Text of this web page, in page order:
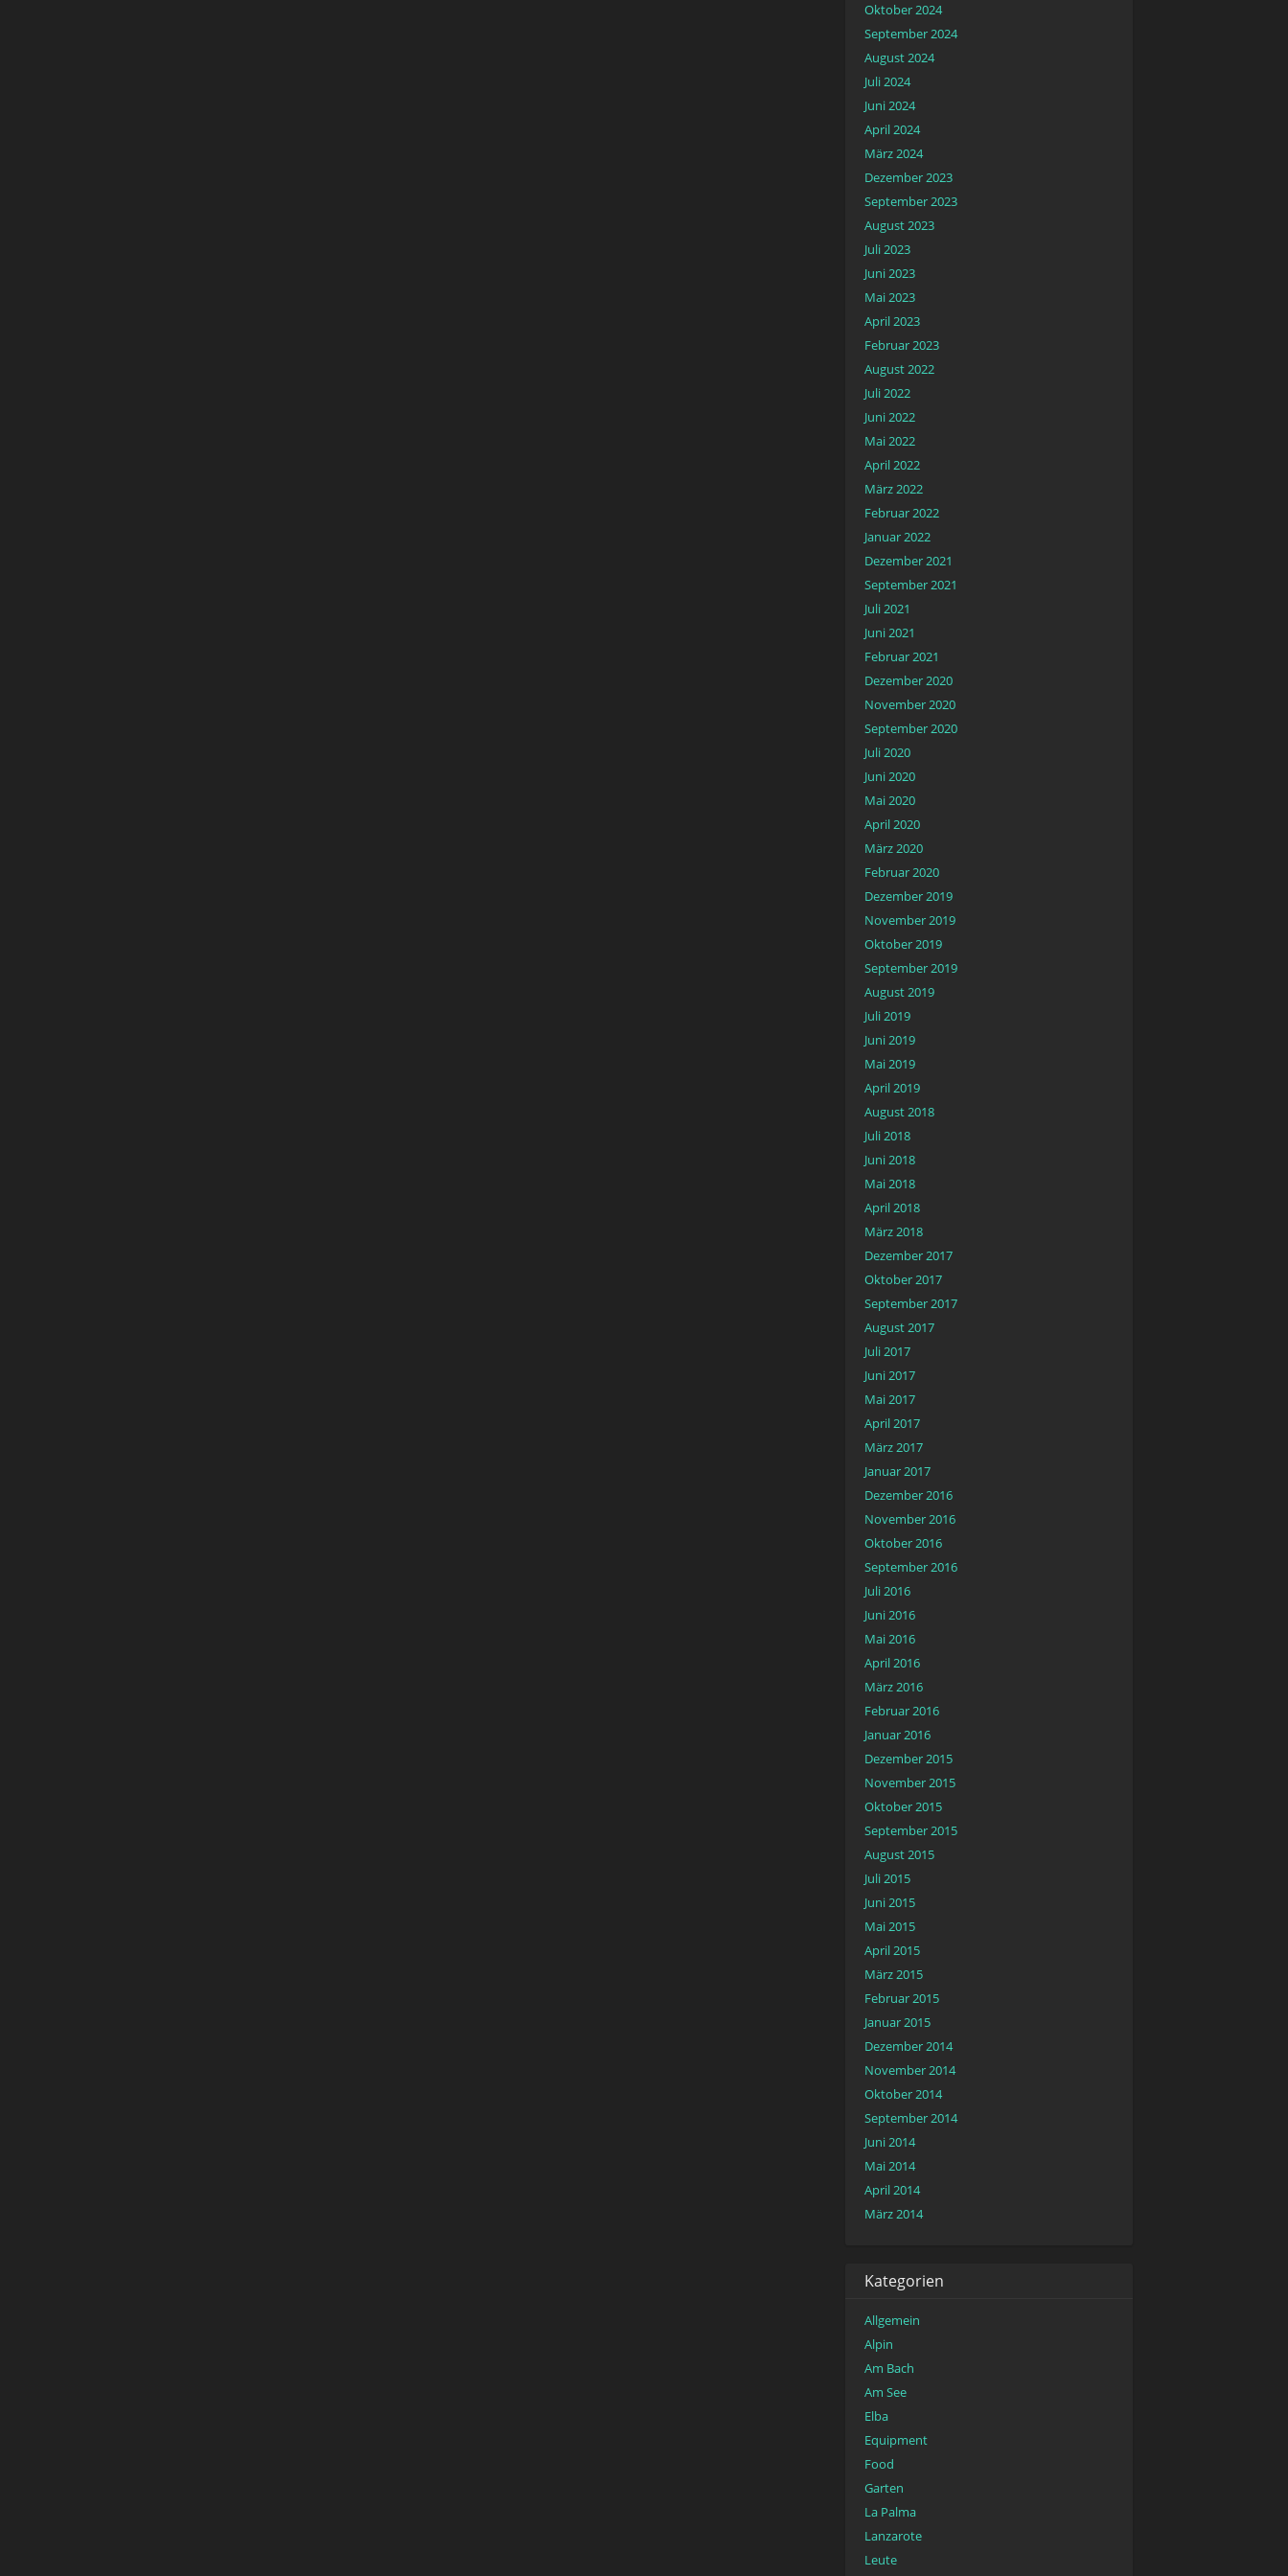
Oktober 2024
September 2024
August 2024
Juli 2024
Juni 2024
April 2024
März 2024
Dezember 2023
September 2023
August 2023
Juli 2023
Juni 2023
Mai 2023
April 2023
Februar 2023
August 2022
Juli 2022
Juni 2022
Mai 2022
April 2022
März 2022
Februar 2022
Januar 2022
Dezember 2021
September 2021
Juli 2021
Juni 2021
Februar 2021
Dezember 2020
November 2020
September 2020
Juli 2020
Juni 2020
Mai 2020
April 2020
März 2020
Februar 2020
Dezember 2019
November 2019
Oktober 2019
September 2019
August 2019
Juli 2019
Juni 2019
Mai 2019
April 2019
August 2018
Juli 2018
Juni 2018
Mai 2018
April 2018
März 2018
Dezember 2017
Oktober 2017
September 2017
August 2017
Juli 2017
Juni 2017
Mai 2017
April 2017
März 2017
Januar 2017
Dezember 2016
November 2016
Oktober 2016
September 2016
Juli 2016
Juni 2016
Mai 2016
April 2016
März 2016
Februar 2016
Januar 2016
Dezember 2015
November 2015
Oktober 2015
September 2015
August 2015
Juli 2015
Juni 2015
Mai 2015
April 2015
März 2015
Februar 2015
Januar 2015
Dezember 2014
November 2014
Oktober 2014
September 2014
Juni 2014
Mai 2014
April 2014
März 2014
Kategorien
Allgemein
Alpin
Am Bach
Am See
Elba
Equipment
Food
Garten
La Palma
Lanzarote
Leute